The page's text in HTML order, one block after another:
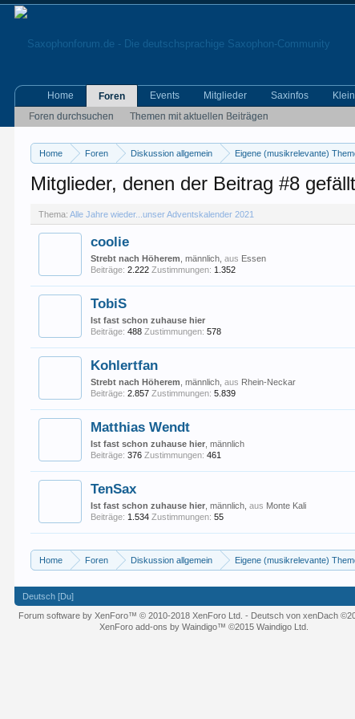
Home Foren Diskussion allgemein Eigene (musikrelevante)
Mitglieder, denen der Beitrag #8 gefällt
Thema: Alle Jahre wieder...unser Adventskalender 2021
coolie
Strebt nach Höherem , männlich,aus Essen
Beiträge: 2.222 Zustimmungen: 1.352
TobiS
Ist fast schon zuhause hier
Beiträge: 488 Zustimmungen: 578
Kohlertfan
Strebt nach Höherem , männlich,aus Rhein-Neckar
Beiträge: 2.857 Zustimmungen: 5.839
Matthias Wendt
Ist fast schon zuhause hier , männlich
Beiträge: 376 Zustimmungen: 461
TenSax
Ist fast schon zuhause hier , männlich,aus Monte Kali
Beiträge: 1.534 Zustimmungen: 55
Home Foren Diskussion allgemein Eigene (musikrelevante)
Home
Foren
Foren durchsuchen
Themen mit aktuellen Beiträgen
Events Mitglieder Saxinfos
Deutsch [Du]
Forum software by XenForo™© 2010-2018 XenForo Ltd. - Deutsch von xenDach
XenForo add-ons by Waindigo™ ©2015 Waindigo Ltd.